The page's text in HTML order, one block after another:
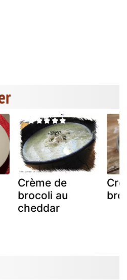
Crème de
brocoli au
cheddar